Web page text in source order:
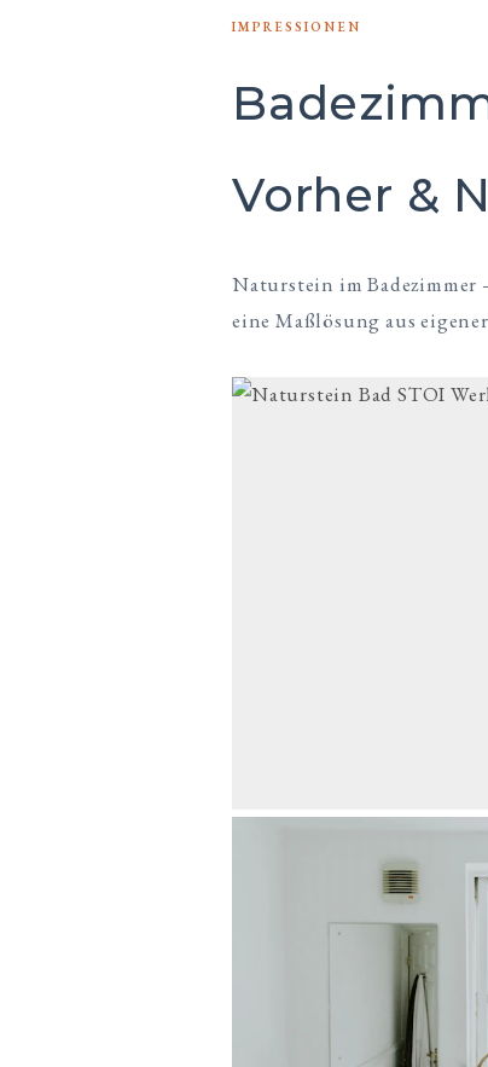
IMPRESSIONEN
Vorher &
Naturstein im Badezimmer
eine Maßlösung aus